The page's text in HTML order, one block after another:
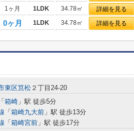
1ヶ月 1LDK 34.78㎡ 詳細を見る
0ヶ月 1LDK 34.78㎡ 詳細を見る
東区筥松 ２丁目24-20
「 箱崎 」駅 徒歩5分
「 箱崎九大前 」駅 徒歩13分
「 箱崎宮前 」駅 徒歩17分